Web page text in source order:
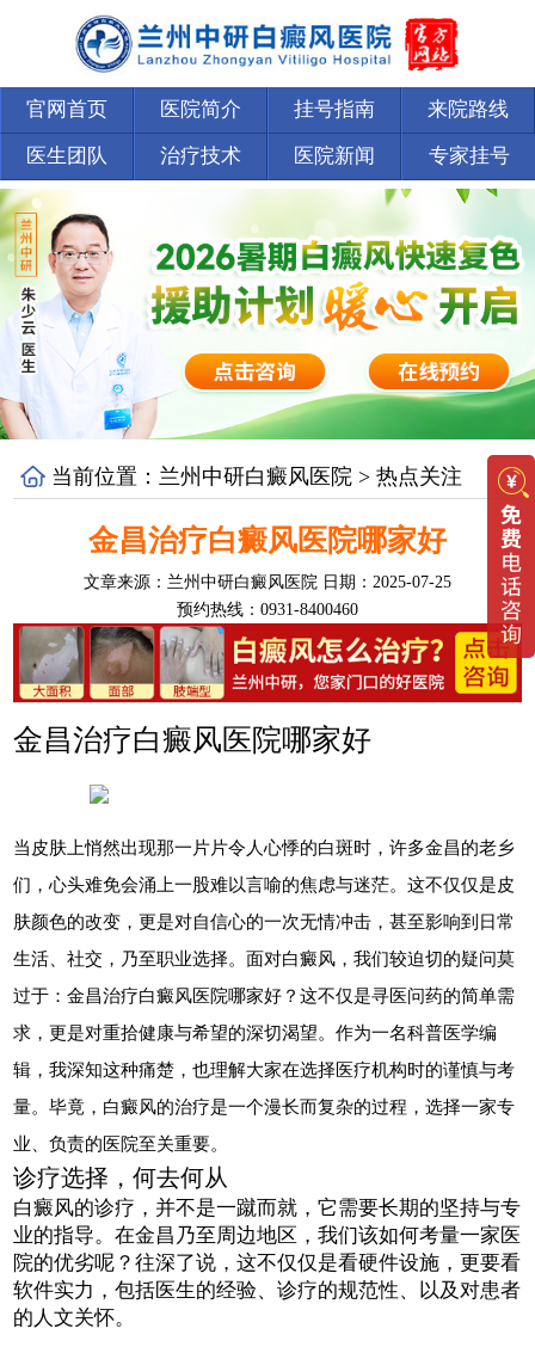
官网首页 医院简介 挂号指南 来院路线
医生团队 治疗技术 医院新闻 专家挂号
当前位置： 兰州中研白癜风医院 >热点关注
金昌治疗白癜风医院哪家好
文章来源： 兰州中研白癜风医院 日期：2025-07-25
预约热线：0931-8400460
金昌治疗白癜风医院哪家好
当皮肤上悄然出现那一片片令人心悸的白斑时，许多金昌的老乡
们，心头难免会涌上一股难以言喻的焦虑与迷茫。这不仅仅是皮
肤颜色的改变，更是对自信心的一次无情冲击，甚至影响到日常
生活、社交，乃至职业选择。面对白癜风，我们较迫切的疑问莫
过于：金昌治疗白癜风医院哪家好？这不仅是寻医问药的简单需
求，更是对重拾健康与希望的深切渴望。作为一名科普医学编
辑，我深知这种痛楚，也理解大家在选择医疗机构时的谨慎与考
量。毕竟，白癜风的治疗是一个漫长而复杂的过程，选择一家专
业、负责的医院至关重要。
诊疗选择，何去何从
白癜风的诊疗，并不是一蹴而就，它需要长期的坚持与专
业的指导。在金昌乃至周边地区，我们该如何考量一家医
院的优劣呢？往深了说，这不仅仅是看硬件设施，更要看
软件实力，包括医生的经验、诊疗的规范性、以及对患者
的人文关怀。